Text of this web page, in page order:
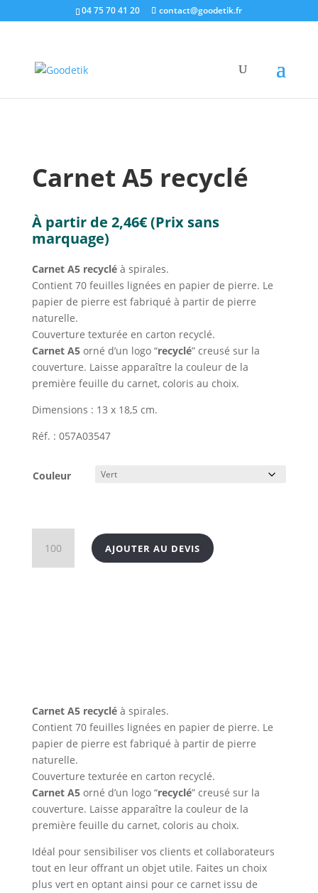
04 75 70 41 20 contact@goodetik.fr
e-shop/Ecologique & Ethique Papeterie éthique
Carnet A5 recyclé
À partir de 2,46€(Prix sans
marquage)
Carnet A5 recycléà spirales.
Contient 70 feuilles lignées en papier de pierre. Le
papier de pierre est fabriqué à partir de pierre
naturelle.
Couverture texturée en carton recyclé.
Carnet A5orné d’un logo “recyclé” creusé sur la
couverture. Laisse apparaître la couleur de la
première feuille du carnet, coloris au choix.
Dimensions : 13 x 18,5 cm.
Réf. : 057A03547
Couleur
Carnet
AJOUTER AU DEVIS
Carnet A5 recycléà spirales.
Contient 70 feuilles lignées en papier de pierre. Le
papier de pierre est fabriqué à partir de pierre
naturelle.
Couverture texturée en carton recyclé.
Carnet A5orné d’un logo “recyclé” creusé sur la
couverture. Laisse apparaître la couleur de la
première feuille du carnet, coloris au choix.
Idéal pour sensibiliser vos clients et collaborateurs
tout en leur offrant un objet utile. Faites un choix
plus vert en optant ainsi pour ce carnet issu de